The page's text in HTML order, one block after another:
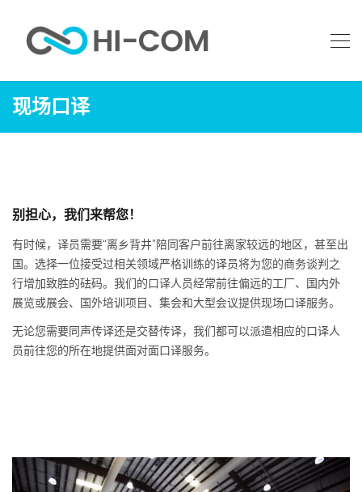
现场口译
别担心，我们来帮您！
有时候，译员需要“离乡背井”陪同客户前往离家较远的地区，甚至出
国。选择一位接受过相关领域严格训练的译员将为您的商务谈判之
行增加致胜的砝码。我们的口译人员经常前往偏远的工厂、国内外
展览或展会、国外培训项目、集会和大型会议提供现场口译服务。
无论您需要同声传译还是交替传译，我们都可以派遣相应的口译人
员前往您的所在地提供面对面口译服务。